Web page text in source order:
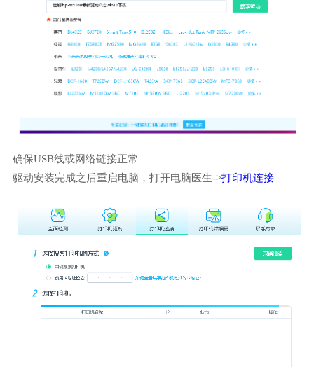
确保USB线或网络链接正常
驱动安装完成之后重启电脑，打开电脑医生->打印机连接